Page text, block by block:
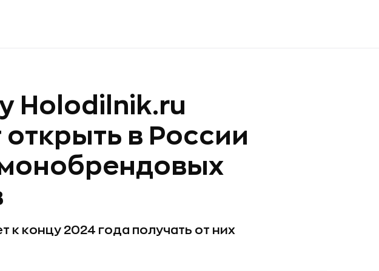
Holodilnik.ru
в России
к концу 2024 года получать от них